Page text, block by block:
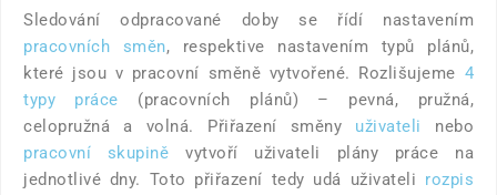
Sledování odpracované doby se řídí nastavením
pracovních směn, respektive nastavením typů plánů,
které jsou v pracovní směně vytvořené. Rozlišujeme 4
typy práce (pracovních plánů) – pevná, pružná,
celopružná a volná. Přiřazení směny uživateli
nebo
pracovní skupině vytvoří uživateli plány práce na
jednotlivé dny. Toto přiřazení tedy udá uživateli rozpis